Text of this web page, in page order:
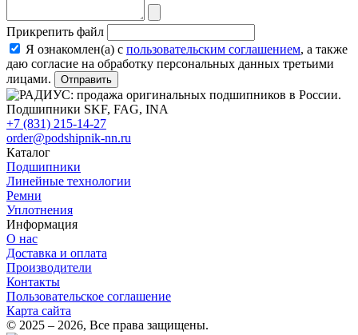
Прикрепить файл
Я ознакомлен(а) с пользовательским соглашением, а также
даю согласие на обработку персональных данных третьими
лицами.
Отправить
+7 (831) 215-14-27
order@podshipnik-nn.ru
Каталог
Подшипники
Линейные технологии
Ремни
Уплотнения
Информация
О нас
Доставка и оплата
Производители
Контакты
Пользовательское соглашение
Карта сайта
© 2025 – 2026, Все права защищены.